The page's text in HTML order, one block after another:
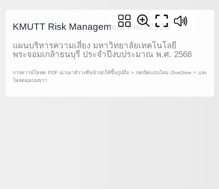
KMUTT Risk Management Plan 2025
แผนบริหารความเสี่ยง มหาวิทยาลัยเทคโนโลยี
พระจอมเกล้าธนบุรี ประจำปีงบประมาณ พ.ศ. 2568
การดาวน์โหลด PDF เอาเมาส์วางที่หน้าปกให้ขึ้นรูปมือ > กดเปิดแถบใหม่ OneDrive > และ
โหลดมุมบนขวา